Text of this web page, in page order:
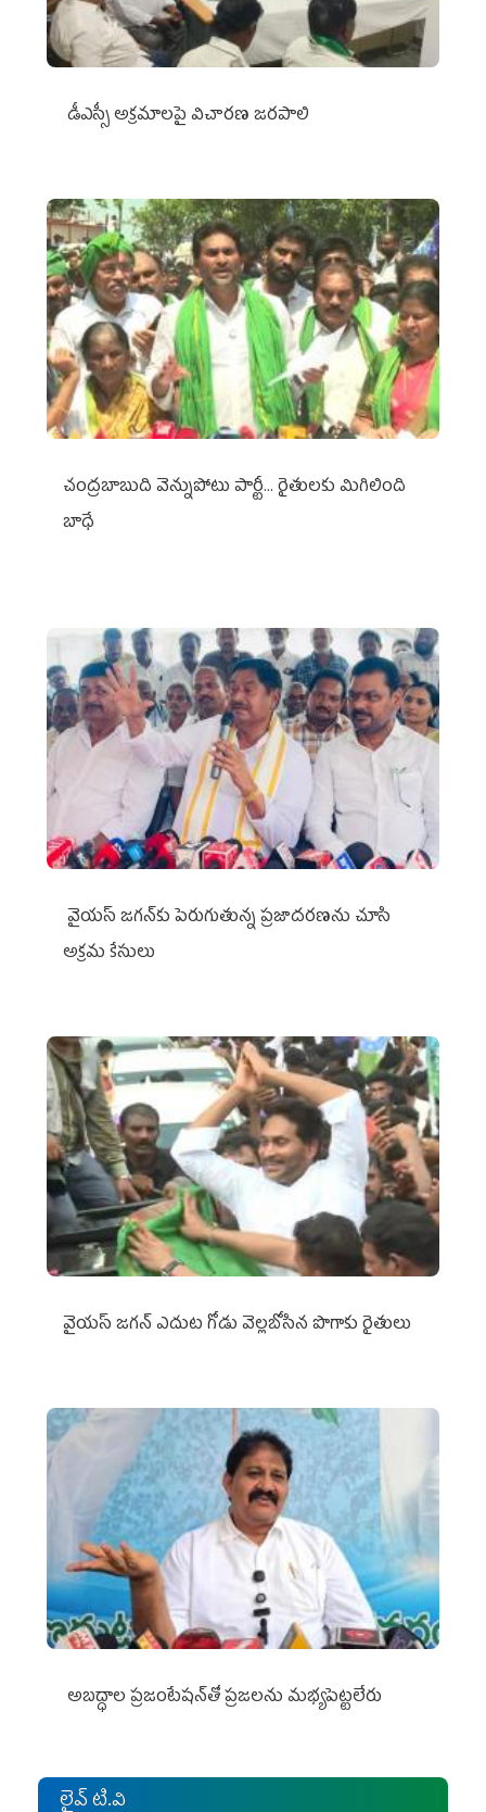
డీఎస్సీ అక్రమాలపై విచారణ జరపాలి
చంద్రబాబుది వెన్నుపోటు పార్టీ... రైతులకు మిగిలింది
బాధే
వైయ‌స్ జగన్‌కు పెరుగుతున్న ప్రజాదరణను చూసి
అక్రమ కేసులు
వైయ‌స్‌ జగన్ ఎదుట గోడు వెల్లబోసిన పొగాకు రైతులు
అబద్ధాల ప్రజంటేషన్‌తో ప్రజలను మభ్యపెట్టలేరు
లైవ్ టి.వి